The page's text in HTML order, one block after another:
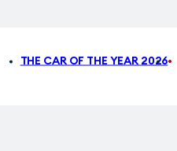
THE CAR OF THE YEAR 2026